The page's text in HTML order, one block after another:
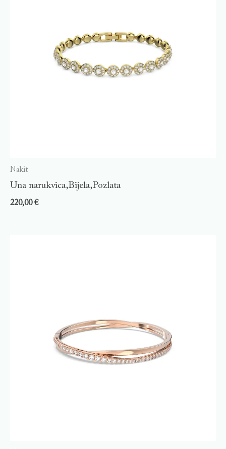
Nakit
Una narukvica,Bijela,Pozlata
220,00€